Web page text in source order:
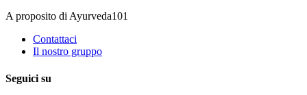
A proposito di Ayurveda101
Contattaci
Il nostro gruppo
Seguici su